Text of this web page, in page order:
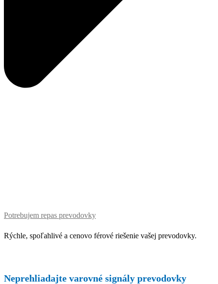
Potrebujem repas prevodovky
Rýchle, spoľahlivé a cenovo férové riešenie vašej prevodovky.
Neprehliadajte varovné signály prevodovky